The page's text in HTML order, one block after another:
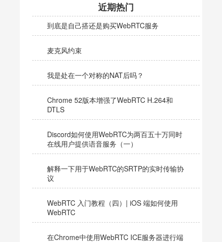
近期热门
到底是自己搭还是购买WebRTC服务
麦克风约束
我是处在一个对称的NAT后吗？
Chrome 52版本增强了WebRTC H.264和
DTLS
Discord如何使用WebRTC为两百五十万同时
在线用户提供语音服务（一）
解释一下用于WebRTC的SRTP的实时传输协
议
WebRTC 入门教程（四）| iOS 端如何使用
WebRTC
在Chrome中使用WebRTC ICE服务器进行端